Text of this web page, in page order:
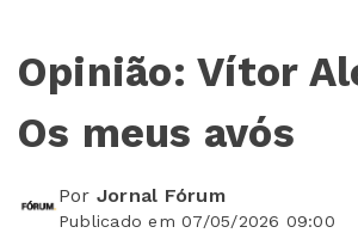
Opinião: Vítor
Os meus avós
Por Jornal Fórum
Publicado em 07/05/2026 09:00